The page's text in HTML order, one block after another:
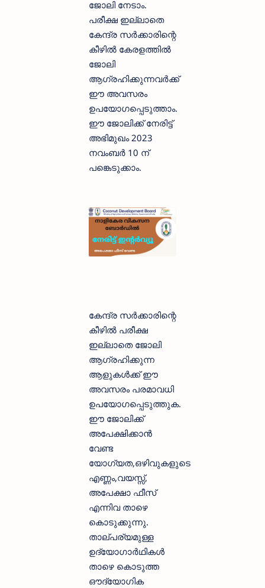
ജോലി നേടാം.
പരീക്ഷ ഇല്ലാതെ
കേന്ദ്ര സര്‍ക്കാരിന്റെ
കീഴില്‍ കേരളത്തില്‍
ജോലി
ആഗ്രഹിക്കുന്നവര്‍ക്ക്
ഈ അവസരം
ഉപയോഗപ്പെടുത്താം.
ഈ ജോലിക്ക് നേരിട്ട്
അഭിമുഖം 2023
നവംബര്‍ 10 ന്
പങ്കെടുക്കാം.
കേന്ദ്ര സര്‍ക്കാരിന്റെ
കീഴില്‍ പരീക്ഷ
ഇല്ലാതെ ജോലി
ആഗ്രഹിക്കുന്ന
ആളുകള്‍ക്ക് ഈ
അവസരം പരമാവധി
ഉപയോഗപ്പെടുത്തുക.
ഈ ജോലിക്ക്
അപേക്ഷിക്കാന്‍
വേണ്ട
യോഗ്യത,ഒഴിവുകളുടെ
എണ്ണം,വയസ്സ്,
അപേക്ഷാ ഫീസ്‌
എന്നിവ താഴെ
കൊടുക്കുന്നു.
താല്പര്യമുള്ള
ഉദ്യോഗാര്‍ഥികള്‍
താഴെ കൊടുത്ത
ഔദ്യോഗിക